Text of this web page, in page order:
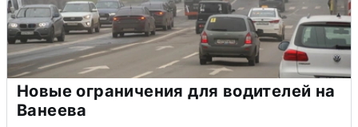
Новые ограничения для водителей на
Ванеева